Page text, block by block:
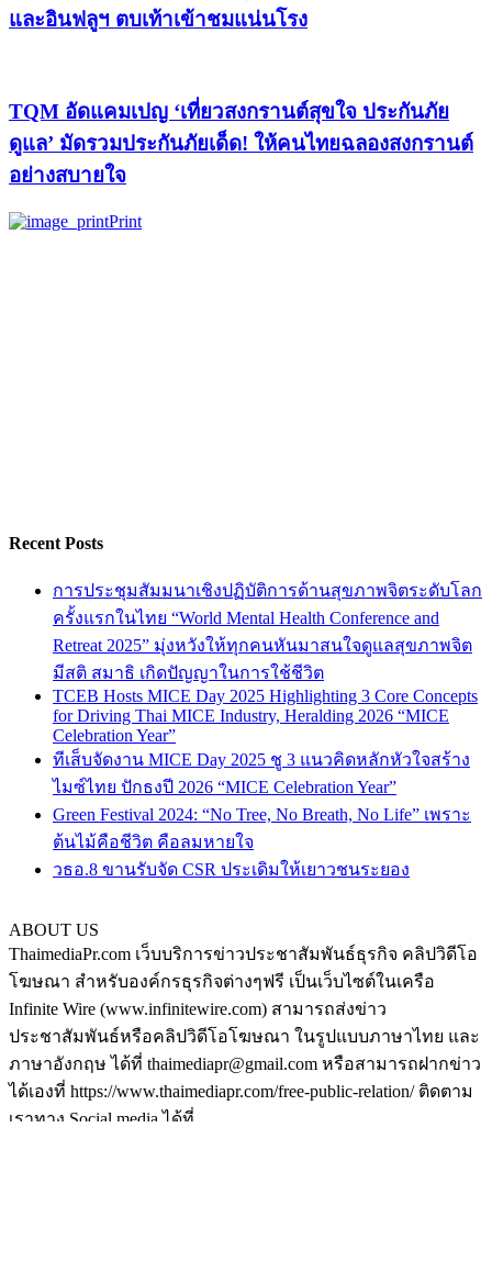
และอินฟลูฯ ตบเท้าเข้าชมแน่นโรง
TQM อัดแคมเปญ ‘เที่ยวสงกรานต์สุขใจ ประกันภัย
ดูแล’ มัดรวมประกันภัยเด็ด! ให้คนไทยฉลองสงกรานต์
อย่างสบายใจ
Print
Recent Posts
การประชุมสัมมนาเชิงปฏิบัติการด้านสุขภาพจิตระดับโลก
ครั้งแรกในไทย “World Mental Health Conference and
Retreat 2025” มุ่งหวังให้ทุกคนหันมาสนใจดูแลสุขภาพจิต
มีสติ สมาธิ เกิดปัญญาในการใช้ชีวิต
TCEB Hosts MICE Day 2025 Highlighting 3 Core Concepts
for Driving Thai MICE Industry, Heralding 2026 “MICE
Celebration Year”
ทีเส็บจัดงาน MICE Day 2025 ชู 3 แนวคิดหลักหัวใจสร้าง
ไมซ์ไทย ปักธงปี 2026 “MICE Celebration Year”
Green Festival 2024: “No Tree, No Breath, No Life” เพราะ
ต้นไม้คือชีวิต คือลมหายใจ
วธอ.8 ขานรับจัด CSR ประเดิมให้เยาวชนระยอง
ABOUT US
ThaimediaPr.com เว็บบริการข่าวประชาสัมพันธ์ธุรกิจ คลิปวิดีโอ
โฆษณา สำหรับองค์กรธุรกิจต่างๆฟรี เป็นเว็บไซต์ในเครือ
Infinite Wire (www.infinitewire.com) สามารถส่งข่าว
ประชาสัมพันธ์หรือคลิปวิดีโอโฆษณา ในรูปแบบภาษาไทย และ
ภาษาอังกฤษ ได้ที่ thaimediapr@gmail.com หรือสามารถฝากข่าว
ได้เองที่ https://www.thaimediapr.com/free-public-relation/ ติดตาม
เราทาง Social media ได้ที่